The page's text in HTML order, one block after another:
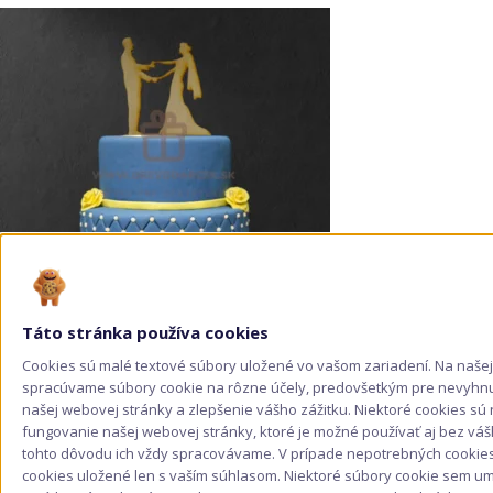
Drevený zápich Svadobný pár 8
0,90€–1,00€Price
range:
0,90 €
Varianty
Tento
Táto stránka používa cookies
Cookies sú malé textové súbory uložené vo vašom zariadení. Na
spracúvame súbory cookie na rôzne účely, predovšetkým pre
našej webovej stránky a zlepšenie vášho zážitku. Niektoré cookies
fungovanie našej webovej stránky, ktoré je možné používať aj bez
tohto dôvodu ich vždy spracovávame. V prípade nepotrebných
cookies uložené len s vaším súhlasom. Niektoré súbory cookie sem